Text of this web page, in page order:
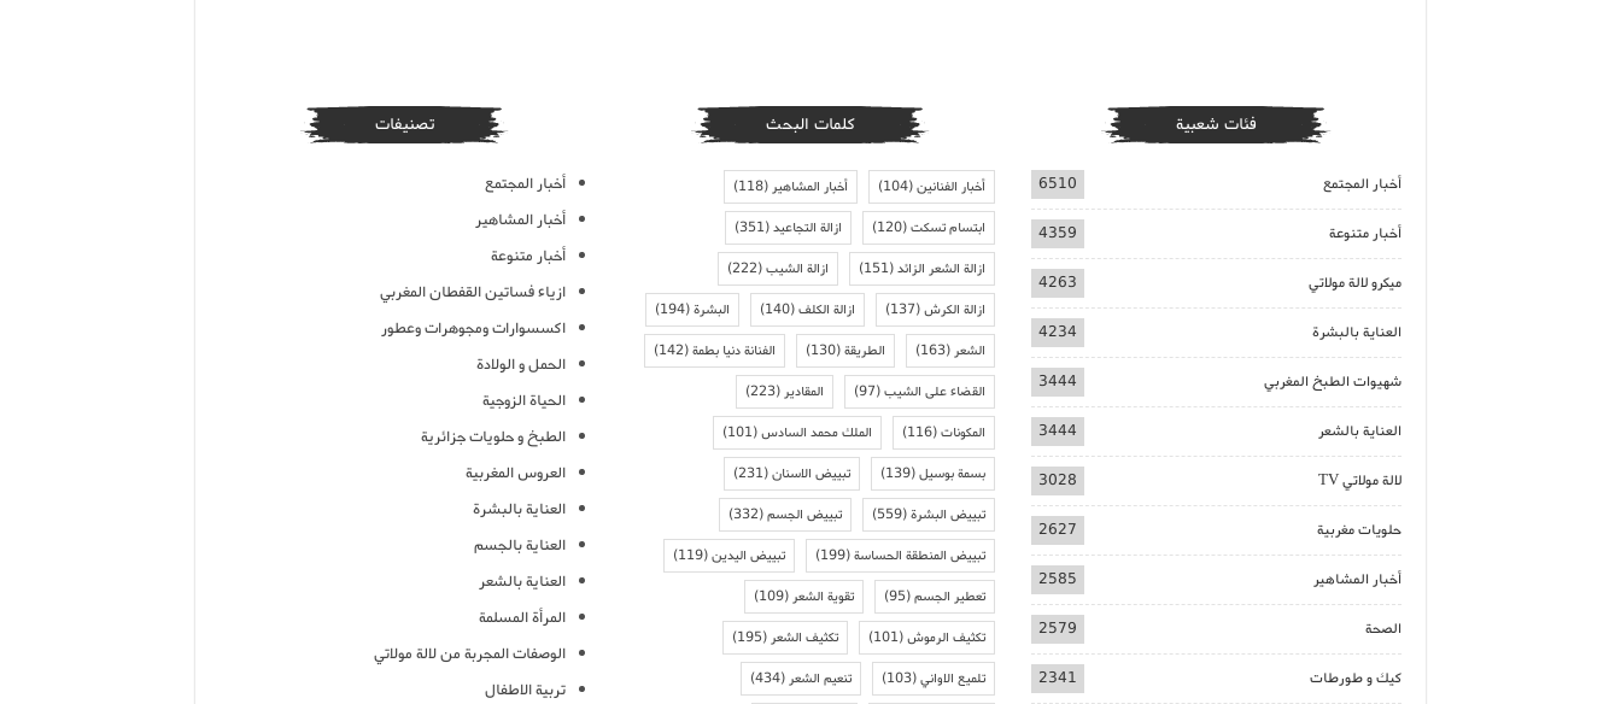
فئات شعبية
أخبار المجتمع 6510
أخبار متنوعة 4359
ميكرو لالة مولاتي 4263
العناية بالبشرة 4234
شهيوات الطبخ المغربي 3444
العناية بالشعر 3444
لالة مولاتي TV 3028
حلويات مغربية 2627
أخبار المشاهير 2585
الصحة 2579
كيك و طورطات 2341
كلمات البحث
أخبار الفنانين(104) أخبار المشاهير(118)
ابتسام تسكت(120) ازالة التجاعيد(351)
ازالة الشعر الزائد(151) ازالة الشيب(222)
ازالة الكرش(137) ازالة الكلف(140) البشرة(194)
الشعر(163) الطريقة(130) الفنانة دنيا بطمة(142)
القضاء على الشيب(97) المقادير(223)
المكونات(116) الملك محمد السادس(101)
بسمة بوسيل(139) تبييض الاسنان(231)
تبييض البشرة(559) تبييض الجسم(332)
تبييض المنطقة الحساسة(199) تبييض اليدين(119)
تعطير الجسم(95) تقوية الشعر(109)
تكثيف الرموش(101) تكثيف الشعر(195)
تلميع الاواني(103) تنعيم الشعر(434)
تصنيفات
أخبار المجتمع
أخبار المشاهير
أخبار متنوعة
ازياء فساتين القفطان المغربي
اكسسوارات ومجوهرات وعطور
الحمل و الولادة
الحياة الزوجية
الطبخ و حلويات جزائرية
العروس المغربية
العناية بالبشرة
العناية بالجسم
العناية بالشعر
المرأة المسلمة
الوصفات المجربة من لالة مولاتي
تربية الاطفال